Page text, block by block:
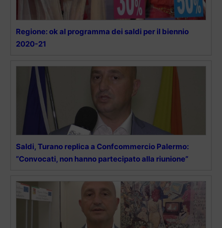
Regione: ok al programma dei saldi per il biennio
2020-21
Saldi, Turano replica a Confcommercio Palermo:
“Convocati, non hanno partecipato alla riunione”